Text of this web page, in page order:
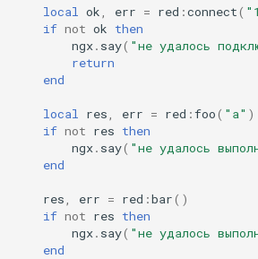
local ok err = red :connect(
if not ok then
ngx. say( "не удалось
return
end
local res err = red :foo( "a" )
if not res then
ngx. say( "не удалось
end
res err = red :bar()
if not res then
ngx. say( "не удалось
end